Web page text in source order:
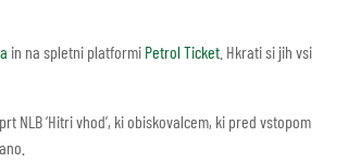
in na spletni platformi Petrol Ticket . Hkrati si jih vsi
NLB ‘Hitri vhod’, ki obiskovalcem, ki pred vstopom